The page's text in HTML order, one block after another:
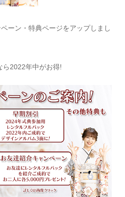
ーン・特典ページをアップしまし
ら2022年中がお得!